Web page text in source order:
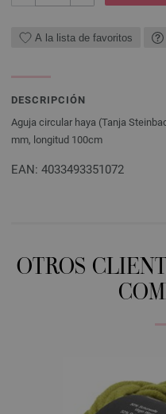
A la lista de favoritos
DESCRIPCIÓN
Aguja circular haya (Tanja
mm, longitud 100cm
EAN: 4033493351072
OTROS